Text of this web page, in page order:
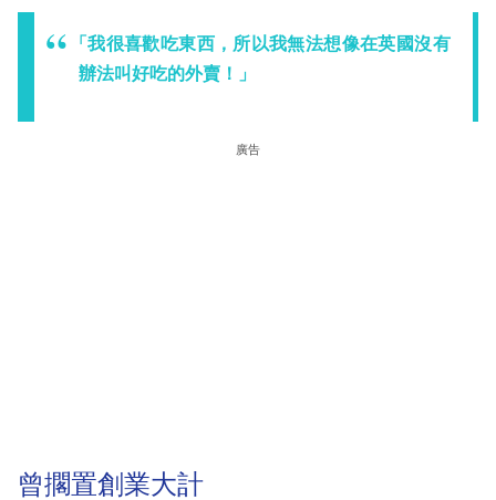
「我很喜歡吃東西，所以我無法想像在英國沒有
辦法叫好吃的外賣！」
廣告
曾擱置創業大計